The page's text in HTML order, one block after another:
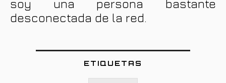
soy una persona bastante
desconectada de la red.
ETIQUETAS